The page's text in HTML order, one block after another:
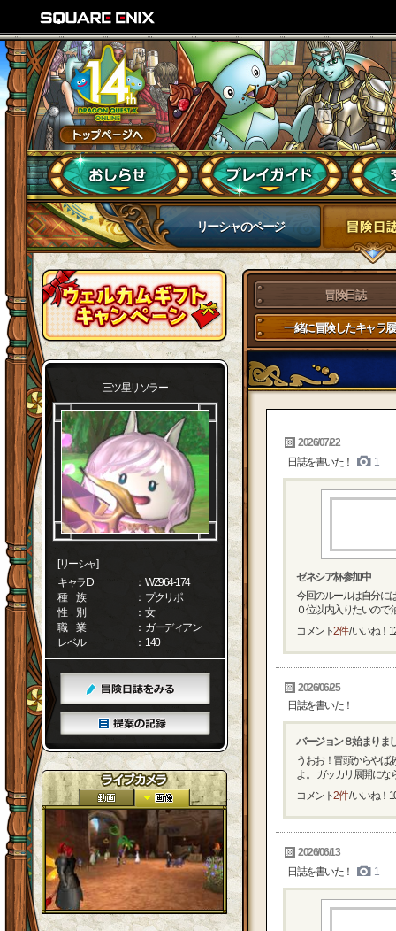
リーシャのページ
三ツ星リソラー
[リーシャ]
キャラID
： WZ964-174
種 族
： プクリポ
性 別
： 女
職 業
： ガーディアン
レベル
： 140
冒険日誌
一緒に冒険したキャラ
2026/07/22
日誌を書いた！
1
ゼネシア杯参加中
今回のルールは自分に
０位以内入りたいので
コメント2件/ いいね！
2026/06/25
日誌を書いた！
バージョン８始まりま
うおお！冒頭からやば
よ。 ガッカリ展開にな
コメント2件/ いいね！
2026/06/13
日誌を書いた！
1